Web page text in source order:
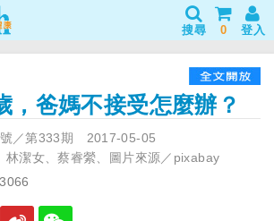
搜尋 0 登入
，爸媽不接受怎麼辦？
／第333期 2017-05-05
林潔女、蔡睿縈、圖片來源／pixabay